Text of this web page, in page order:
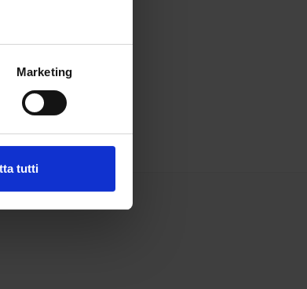
hai fornito loro o
Marketing
tutti